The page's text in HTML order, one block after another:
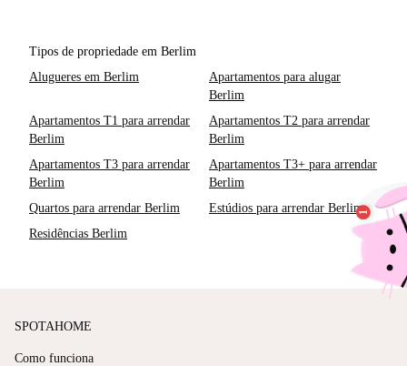
Tipos de propriedade em Berlim
Alugueres em Berlim
Apartamentos para alugar
Berlim
Apartamentos T1 para arrendar
Berlim
Apartamentos T2 para arrendar
Berlim
Apartamentos T3 para arrendar
Berlim
Apartamentos T3+ para arrendar
Berlim
Quartos para arrendar Berlim
Estúdios para arrendar Berlim
Residências Berlim
SPOTAHOME
Como funciona